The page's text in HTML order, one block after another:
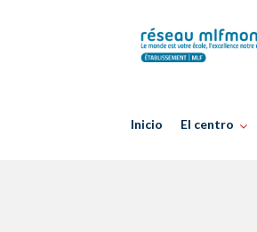
Inicio El centro